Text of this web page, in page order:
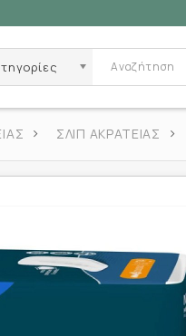
ΣΛΙΠ ΑΚΡΑΤΕΙΑΣ